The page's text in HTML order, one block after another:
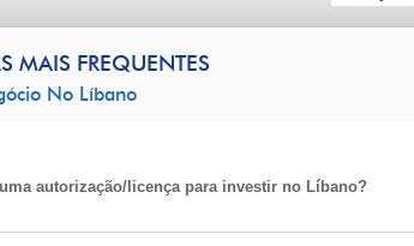
MAIS FREQUENTES
No Líbano
autorização/licença para investir no Líbano?